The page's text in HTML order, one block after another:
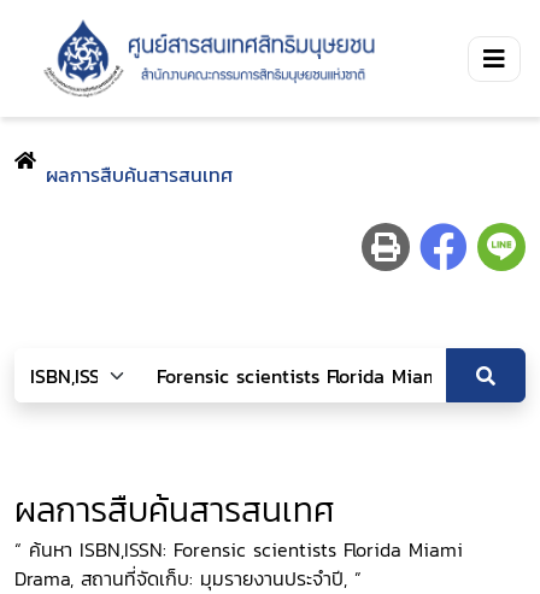
ผลการสืบค้นสารสนเทศ
ผลการสืบค้นสารสนเทศ
“ ค้นหา ISBN,ISSN: Forensic scientists Florida Miami
Drama, สถานที่จัดเก็บ: มุมรายงานประจำปี, ”